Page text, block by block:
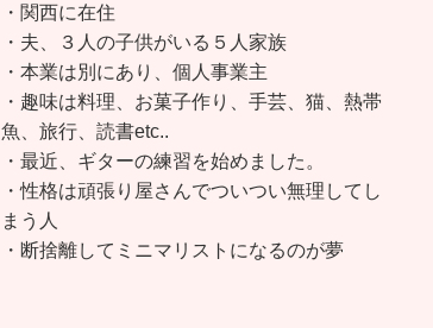
・関西に在住
・夫、３人の子供がいる５人家族
・本業は別にあり、個人事業主
・趣味は料理、お菓子作り、手芸、猫、熱帯
魚、旅行、読書etc..
・最近、ギターの練習を始めました。
・性格は頑張り屋さんでついつい無理してし
まう人
・断捨離してミニマリストになるのが夢